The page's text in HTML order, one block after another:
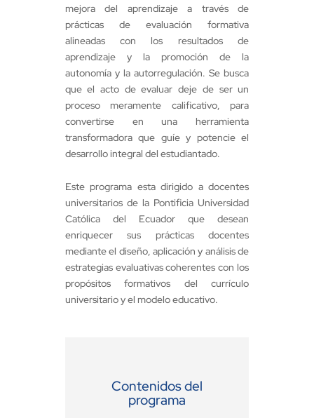
mejora del aprendizaje a través de
prácticas de evaluación formativa
alineadas con los resultados de
aprendizaje y la promoción de la
autonomía y la autorregulación. Se busca
que el acto de evaluar deje de ser un
proceso meramente calificativo, para
convertirse en una herramienta
transformadora que guíe y potencie el
desarrollo integral del estudiantado.
Este programa esta dirigido a docentes
universitarios de la Pontificia Universidad
Católica del Ecuador que desean
enriquecer sus prácticas docentes
mediante el diseño, aplicación y análisis de
estrategias evaluativas coherentes con los
propósitos formativos del currículo
universitario y el modelo educativo.
Contenidos del
programa